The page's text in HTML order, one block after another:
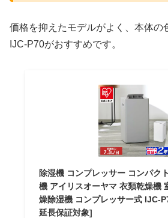
価格を抑えたモデルがよく、本体の
IJC-P70がおすすめです。
除湿機 コンプレッサー コンパク
機 アイリスオーヤマ 衣類乾燥機
燥除湿機 コンプレッサー式 IJC-
延長保証対象]